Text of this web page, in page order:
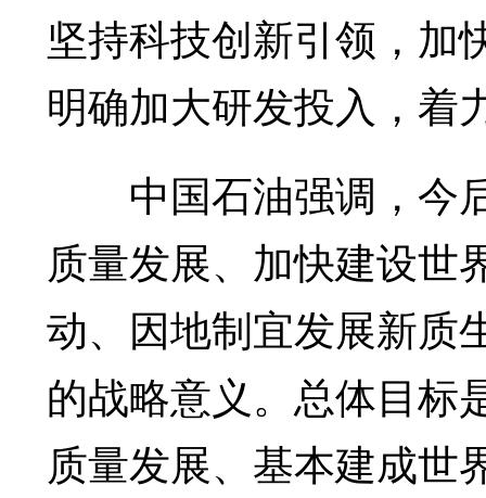
坚持科技创新引领，加
明确加大研发投入，着
中国石油强调，今后
质量发展、加快建设世
动、因地制宜发展新质
的战略意义。总体目标
质量发展、基本建成世